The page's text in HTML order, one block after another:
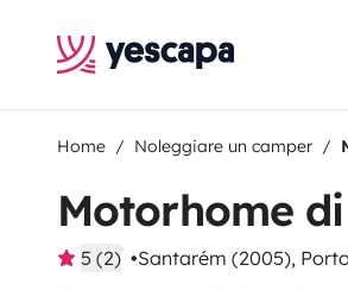
Home Noleggiare un camper
Motorhome
5 (2) Santarém (2005),